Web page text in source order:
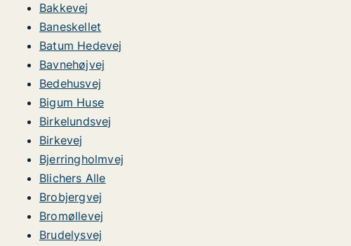
Bakkevej
Baneskellet
Batum Hedevej
Bavnehøjvej
Bedehusvej
Bigum Huse
Birkelundsvej
Birkevej
Bjerringholmvej
Blichers Alle
Brobjergvej
Bromøllevej
Brudelysvej